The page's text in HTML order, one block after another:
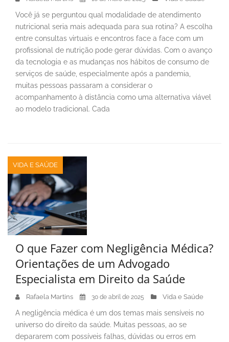
Você já se perguntou qual modalidade de atendimento
nutricional seria mais adequada para sua rotina? A escolha
entre consultas virtuais e encontros face a face com um
profissional de nutrição pode gerar dúvidas. Com o avanço
da tecnologia e as mudanças nos hábitos de consumo de
serviços de saúde, especialmente após a pandemia,
muitas pessoas passaram a considerar o
acompanhamento à distância como uma alternativa viável
ao modelo tradicional. Cada
VIDA E SAÚDE
O que Fazer com Negligência Médica?
Orientações de um Advogado
Especialista em Direito da Saúde
Rafaela Martins 30 de abril de 2025 Vida e Saúde
A negligência médica é um dos temas mais sensíveis no
universo do direito da saúde. Muitas pessoas, ao se
depararem com possíveis falhas, dúvidas ou erros em